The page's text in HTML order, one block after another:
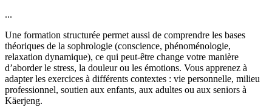
...
Une formation structurée permet aussi de comprendre les bases
théoriques de la sophrologie (conscience, phénoménologie,
relaxation dynamique), ce qui peut-être change votre manière
d’aborder le stress, la douleur ou les émotions. Vous apprenez à
adapter les exercices à différents contextes : vie personnelle, milieu
professionnel, soutien aux enfants, aux adultes ou aux seniors à
Käerjeng.